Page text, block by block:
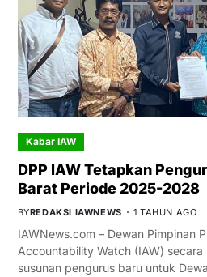
Kabar IAW
DPP IAW Tetapkan
Barat Periode 2025-2028
BYREDAKSI IAWNEWS 1 TAHUN AGO
IAWNews.com – Dewan Pimpinan
Accountability Watch (IAW) secara
susunan pengurus baru untuk